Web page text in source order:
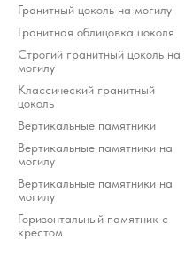
Гранитный цоколь на могилу
Гранитная облицовка цоколя
Строгий гранитный цоколь на
могилу
Классический гранитный
цоколь
Вертикальные памятники
Вертикальные памятники на
могилу
Вертикальные памятники на
могилу
Горизонтальный памятник с
крестом